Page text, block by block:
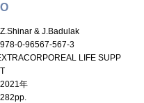
Z.Shinar & J.Badulak
978-0-96567-567-3
LIFE SUPP
2021年
282pp.